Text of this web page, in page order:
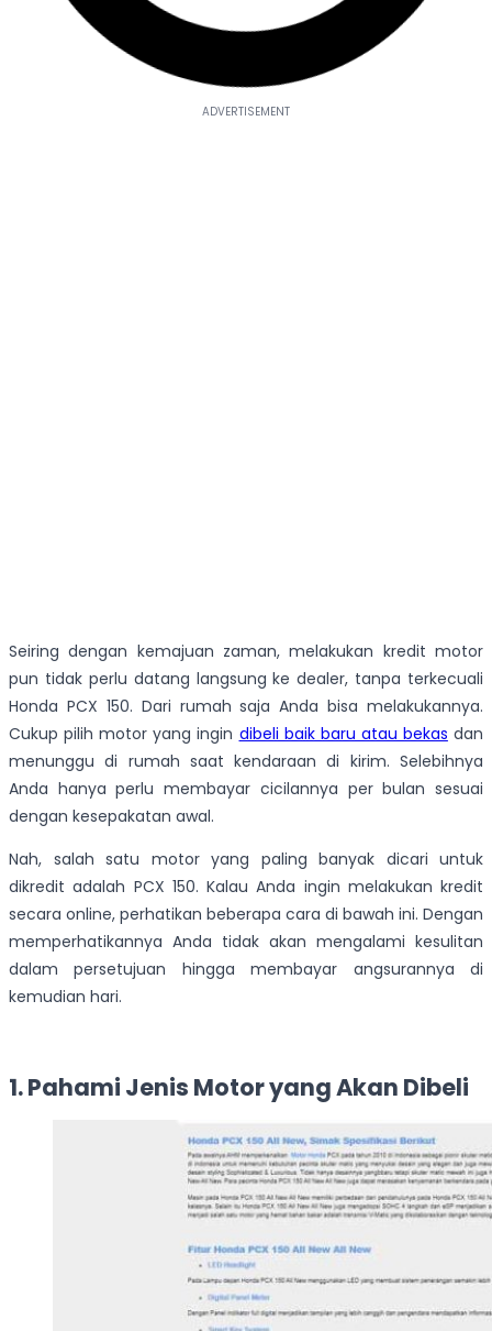
Seiring dengan kemajuan zaman, melakukan kredit motor
pun tidak perlu datang langsung ke dealer, tanpa terkecuali
Honda PCX 150. Dari rumah saja Anda bisa melakukannya.
Cukup pilih motor yang ingin dibeli baik baru atau bekas dan
menunggu di rumah saat kendaraan di kirim. Selebihnya
Anda hanya perlu membayar cicilannya per bulan sesuai
dengan kesepakatan awal.
Nah, salah satu motor yang paling banyak dicari untuk
dikredit adalah PCX 150. Kalau Anda ingin melakukan kredit
secara online, perhatikan beberapa cara di bawah ini. Dengan
memperhatikannya Anda tidak akan mengalami kesulitan
dalam persetujuan hingga membayar angsurannya di
kemudian hari.
1. Pahami Jenis Motor yang Akan Dibeli